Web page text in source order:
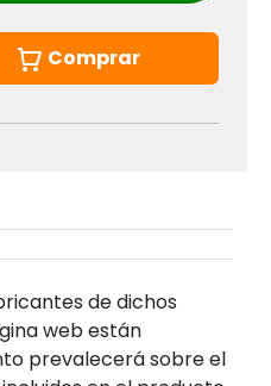
Comprar
de dichos
web están
prevalecerá sobre el